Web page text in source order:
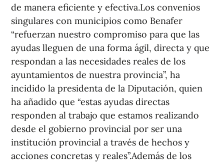
de manera eficiente y efectiva.Los convenios
singulares con municipios como Benafer
“refuerzan nuestro compromiso para que las
ayudas lleguen de una forma ágil, directa y que
respondan a las necesidades reales de los
ayuntamientos de nuestra provincia”, ha
incidido la presidenta de la Diputación, quien
ha añadido que “estas ayudas directas
responden al trabajo que estamos realizando
desde el gobierno provincial por ser una
institución provincial a través de hechos y
acciones concretas y reales”.Además de los